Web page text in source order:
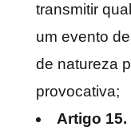
transmitir
um evento
de natureza
provocativa;
Artigo 15.